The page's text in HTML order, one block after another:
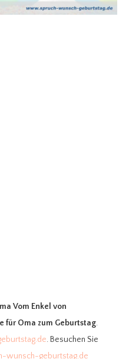
Vom Enkel von
für Oma zum Geburtstag.
. Besuchen Sie
wunsch-geburtstag.de